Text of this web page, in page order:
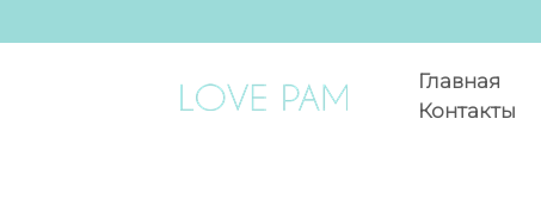
Главная
Контакты